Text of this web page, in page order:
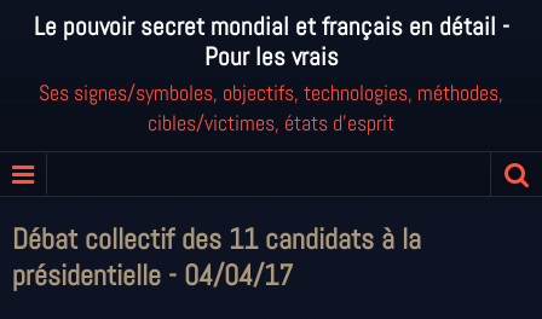
Le pouvoir secret mondial et français en détail -
Pour les vrais
Ses signes/symboles, objectifs, technologies, méthodes,
cibles/victimes, états d'esprit
Débat collectif des 11 candidats à la
présidentielle - 04/04/17